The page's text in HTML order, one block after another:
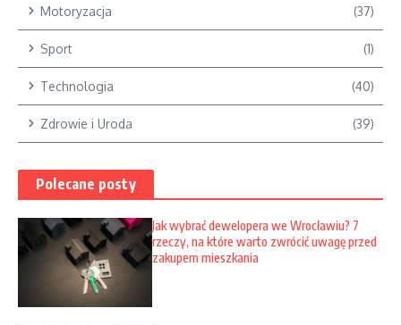
Motoryzacja (37)
Sport (1)
Technologia (40)
Zdrowie i Uroda (39)
Polecane posty
Jak wybrać dewelopera we Wrocławiu? 7
rzeczy, na które warto zwrócić uwagę przed
zakupem mieszkania